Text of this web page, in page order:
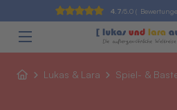
4.7/5.0 (
Lukas & Lara Spiel- &